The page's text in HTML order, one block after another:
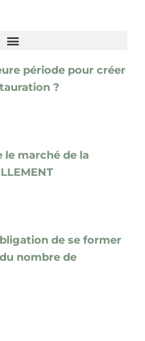
période pour créer
?
marché de la
de se former
nombre de